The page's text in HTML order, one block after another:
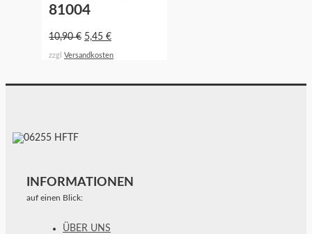
81004
10,90€ 5,45 €
zzgl Versandkosten
INFORMATIONEN
auf einen Blick:
ÜBER UNS